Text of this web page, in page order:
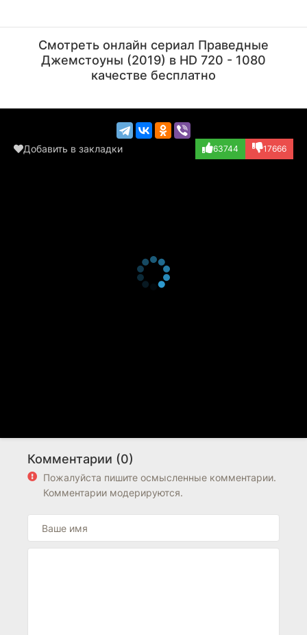
(Junior Marsh)
(John Wesley Sea...)
Смотреть онлайн сериал Праведные
Джемстоуны (2019) в HD 720 - 1080
качестве бесплатно
Добавить в закладки 63744 17666
Комментарии (0)
Пожалуйста пишите осмысленные комментарии.
Комментарии модерируются.